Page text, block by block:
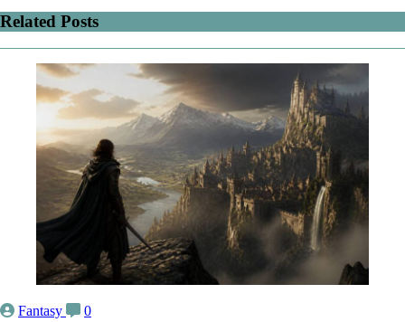
Related Posts
Fantasy 0